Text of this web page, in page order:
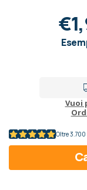
Vuoi
Oltre 3.700